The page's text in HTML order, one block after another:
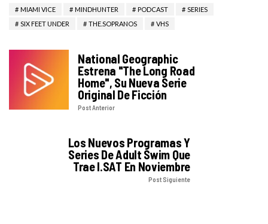
MIAMI VICE MINDHUNTER PODCAST
SERIES
SIX FEET UNDER
THE.SOPRANOS VHS
National Geographic
Estrena "The Long Road
Home", Su Nueva Serie
Original De Ficción
Post Anterior
Los Nuevos Programas Y
Series De Adult Swim Que
Trae I.SAT En Noviembre
Post Siguiente